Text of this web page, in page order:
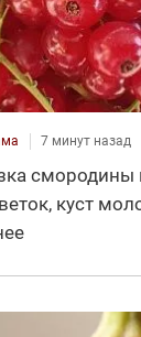
7 минут назад
смородины
куст